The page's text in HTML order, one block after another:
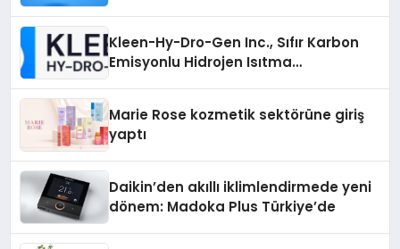
Kleen-Hy-Dro-Gen Inc., Sıfır Karbon
Emisyonlu Hidrojen Isıtma
Marie Rose kozmetik sektörüne giriş
yaptı
Daikin’den akıllı iklimlendirmede yeni
dönem: Madoka Plus Türkiye’de